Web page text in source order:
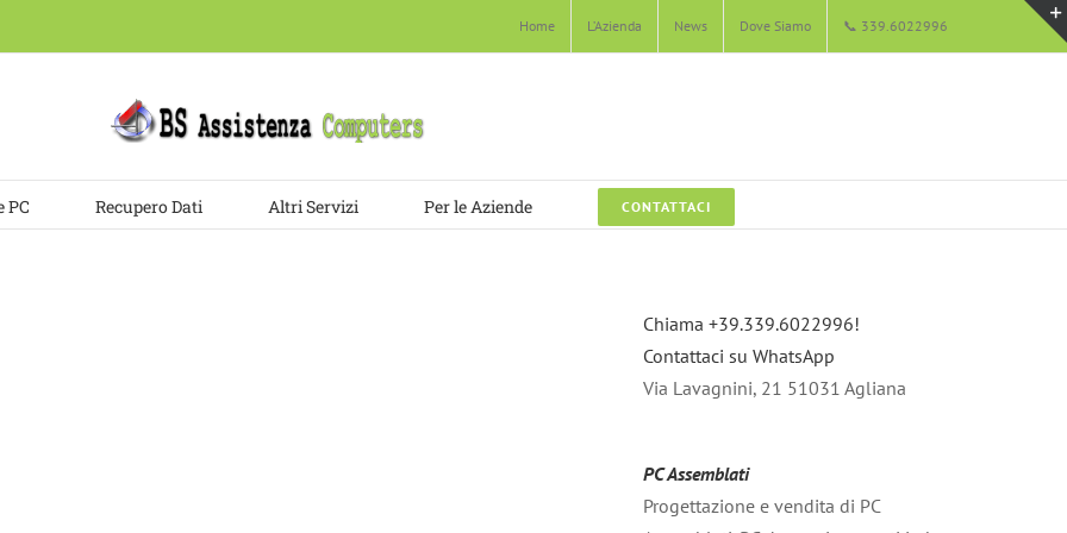
Home L’Azienda News Dove Siamo 📞 339.6022996
PC Recupero Dati Altri Servizi Per le Aziende CONTATTACI
Chiama +39.339.6022996!
Contattaci su WhatsApp
Via Lavagnini, 21 51031 Agliana
PC Assemblati
Progettazione e vendita di PC